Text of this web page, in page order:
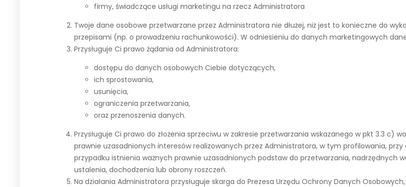
firmy, świadczące usługi marketingu na rzecz Administratora
Twoje dane osobowe przetwarzane przez Administratora nie dłużej, niż jest to konieczne do
przepisami (np. o prowadzeniu rachunkowości). W odniesieniu do danych marketingowych
Przysługuje Ci prawo żądania od Administratora:
dostępu do danych osobowych Ciebie dotyczących,
ich sprostowania,
usunięcia,
ograniczenia przetwarzania,
oraz przenoszenia danych.
Przysługuje Ci prawo do złożenia sprzeciwu w zakresie przetwarzania wskazanego w pkt 3.3
prawnie uzasadnionych interesów realizowanych przez Administratora, w tym profilowania,
przypadku istnienia ważnych prawnie uzasadnionych podstaw do przetwarzania, nadrzędnych
ustalenia, dochodzenia lub obrony roszczeń.
Na działania Administratora przysługuje skarga do Prezesa Urzędu Ochrony Danych